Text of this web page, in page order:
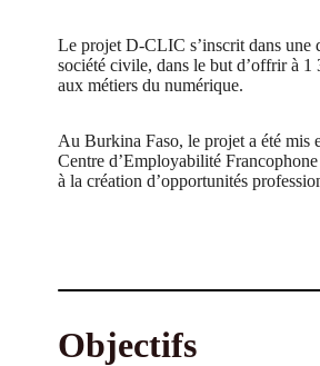
Le projet D-CLIC s’inscrit dans une
société civile, dans le but d’offrir à 1
aux métiers du numérique.
Au Burkina Faso, le projet a été mis
Centre d’Employabilité
à la création d’opportunités
Objectifs